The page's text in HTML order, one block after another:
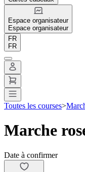
Espace organisateur
Espace organisateur
FR
FR
Toutes les courses>
Marche
Date à confirmer